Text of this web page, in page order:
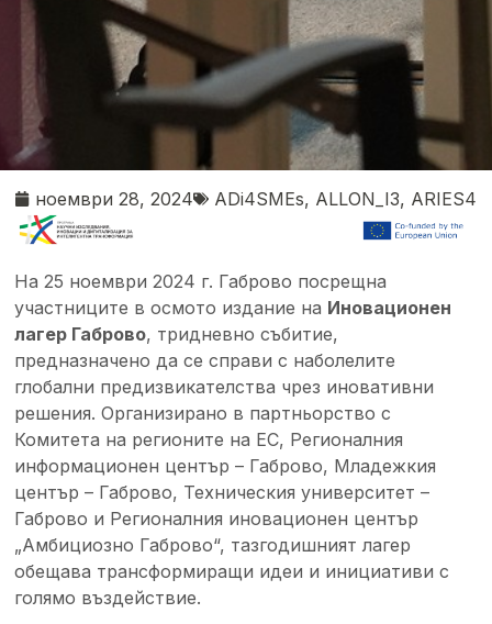
ноември 28, 2024 ADi4SMEs, ALLON_I3, ARIES4
На 25 ноември 2024 г. Габрово посрещна
участниците в осмото издание на Иновационен
лагер Габрово, тридневно събитие,
предназначено да се справи с наболелите
глобални предизвикателства чрез иновативни
решения. Организирано в партньорство с
Комитета на регионите на ЕС, Регионалния
информационен център – Габрово, Младежкия
център – Габрово, Техническия университет –
Габрово и Регионалния иновационен център
„Амбициозно Габрово“, тазгодишният лагер
обещава трансформиращи идеи и инициативи с
голямо въздействие.